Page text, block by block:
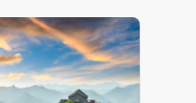
Add
to
wishlist